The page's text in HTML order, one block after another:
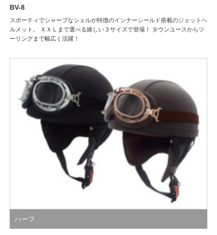
BV-8
スポーティでシャープなシェルが特徴のインナーシールド搭載のジェットヘ
ルメット。 ＸＸＬまで選べる嬉しい３サイズで登場！ タウンユースからツ
ーリングまで幅広く活躍！
ハーフ